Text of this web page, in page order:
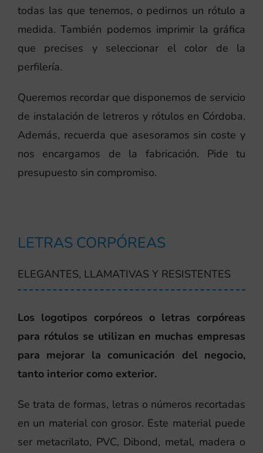
todas las que tenemos, o pedirnos un rótulo a
medida. También podemos imprimir la gráfica
que precises y seleccionar el color de la
perfilería.
Queremos recordar que disponemos de servicio
de instalación de letreros y rótulos en Córdoba.
Además, recuerda que asesoramos sin coste y
nos encargamos de la fabricación. Pide tu
presupuesto sin compromiso.
LETRAS CORPÓREAS
ELEGANTES, LLAMATIVAS Y RESISTENTES
Los logotipos corpóreos o letras corpóreas
para rótulos se utilizan en muchas empresas
para mejorar la comunicación del negocio,
tanto interior como exterior.
Se trata de formas, letras o números recortadas
en un material con grosor. Este material puede
ser metacrilato, PVC, Dibond, metal, madera o